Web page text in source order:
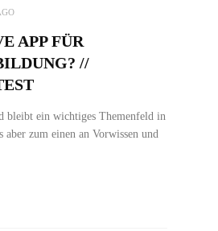
APP FÜR
//
bleibt ein wichtiges Themenfeld in
zum einen an Vorwissen und